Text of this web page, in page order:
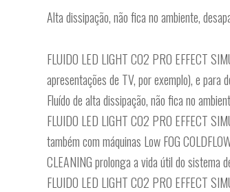
Alta dissipação, não fica no ambiente,
FLUIDO LED LIGHT CO2 PRO EFFECT
apresentações de TV, por exemplo), e
Fluído de alta dissipação, não fica no
FLUIDO LED LIGHT CO2 PRO EFFECT
também com máquinas Low FOG
CLEANING prolonga a vida útil do sistema
FLUIDO LED LIGHT CO2 PRO EFFECT